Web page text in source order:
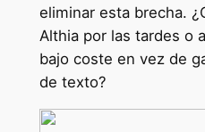
eliminar esta brecha.
Althia por las tardes o
bajo coste en vez de
de texto?